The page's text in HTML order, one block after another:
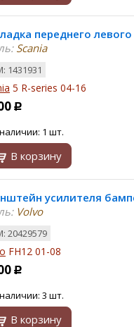
переднего
Scania
1431931
5 R-series 04-16
Р
1 шт.
В корзину
усилителя
Volvo
20429579
FH12 01-08
Р
3 шт.
В корзину